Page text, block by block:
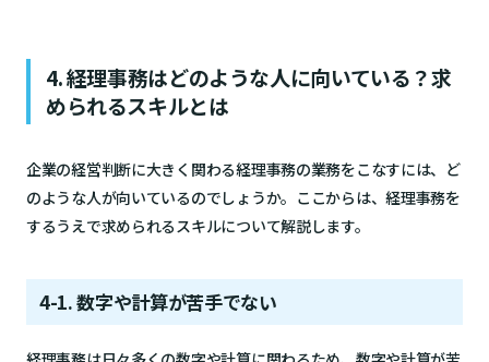
4. 経理事務はどのような人に向いている？求
められるスキルとは
企業の経営判断に大きく関わる経理事務の業務をこなすには、ど
のような人が向いているのでしょうか。ここからは、経理事務を
するうえで求められるスキルについて解説します。
4-1. 数字や計算が苦手でない